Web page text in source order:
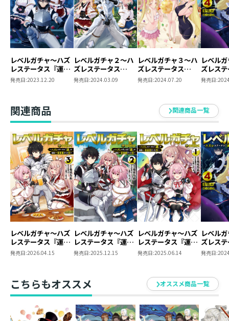
レベルガチャ～ハズ
レステータス『運』
が結局一番重要だっ
た件～
発売日:2023.12.20
レベルガチャ２～ハ
ズレステータス
『運』が結局一番重
要だった件～
発売日:2024.03.09
レベルガチャ３～ハ
ズレステータス
『運』が結局一番重
要だった件～
発売日:2024.07.20
レベル
ズレス
『運』
要だっ
発売日:
関連商品 関連商品一覧
レベルガチャ～ハズ
レステータス『運』
が結局一番重要だっ
発売日:2026.04.15
レベルガチャ～ハズ
レステータス『運』
が結局一番重要だっ
発売日:2025.12.15
レベルガチャ～ハズ
レステータス『運』
が結局一番重要だっ
発売日:2025.06.14
レベル
ズレス
『運』
発売日:
こちらもオススメ オススメ商品一覧